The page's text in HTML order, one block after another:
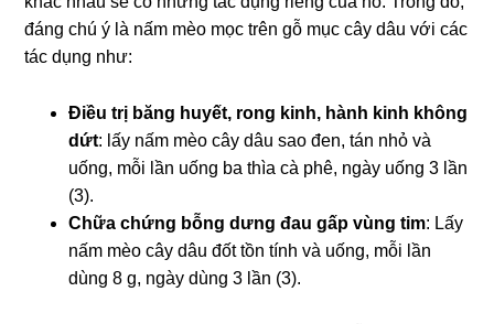
đáng chú ý là nấm mèo mọc trên gỗ mục cây dâu với các
tác dụng như:
Điều trị băng huyết, rong kinh, hành kinh không
dứt: lấy nấm mèo cây dâu sao đen, tán nhỏ và
uống, mỗi lần uống ba thìa cà phê, ngày uống 3 lần
(3).
Chữa chứng bỗng dưng đau gấp vùng tim: Lấy
nấm mèo cây dâu đốt tồn tính và uống, mỗi lần
dùng 8 g, ngày dùng 3 lần (3).